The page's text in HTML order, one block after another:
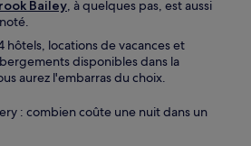
Bailey, à quelques pas, est aussi
hôtels, locations de vacances et
disponibles dans la
aurez l'embarras du choix.
: combien coûte une nuit dans un